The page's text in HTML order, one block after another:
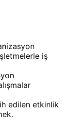
iş
edilen etkinlik